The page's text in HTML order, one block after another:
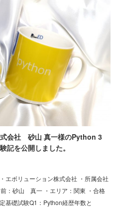
式会社 砂山 真一様のPython 3
記を公開しました。
エボリューション株式会社 ・所属会社
：砂山 真一 ・エリア：関東 ・合格
基礎試験Q1：Python経歴年数と